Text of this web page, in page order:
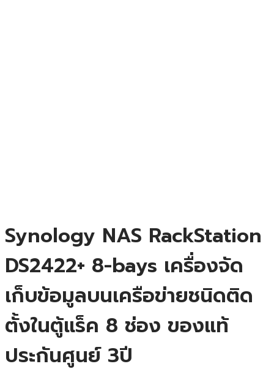
Synology NAS RackStation
DS2422+ 8-bays เครื่องจัด
เก็บข้อมูลบนเครือข่ายชนิดติด
ตั้งในตู้แร็ค 8 ช่อง ของแท้
ประกันศูนย์ 3ปี